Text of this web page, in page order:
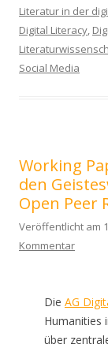
Literatur in der
Digital Literacy,
Social Media
Working
den
Open Peer
Veröffentlicht am
Kommentar
Die AG
Humanities
über